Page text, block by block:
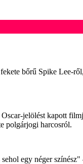
bőrű Spike Lee-
jelölést kapott
polgárjogi harcosról.
egy néger